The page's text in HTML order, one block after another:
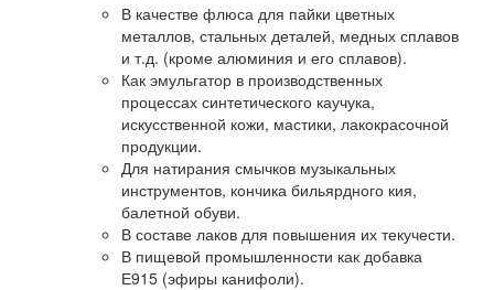
В качестве флюса для пайки цветных
металлов, стальных деталей, медных сплавов
и т.д. (кроме алюминия и его сплавов).
Как эмульгатор в производственных
процессах синтетического каучука,
искусственной кожи, мастики, лакокрасочной
продукции.
Для натирания смычков музыкальных
инструментов, кончика бильярдного кия,
балетной обуви.
В составе лаков для повышения их текучести.
В пищевой промышленности как добавка
Е915 (эфиры канифоли).